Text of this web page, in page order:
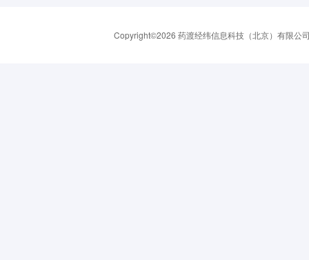
Copyright©2026 药渡经纬信息科技（北京）有限公